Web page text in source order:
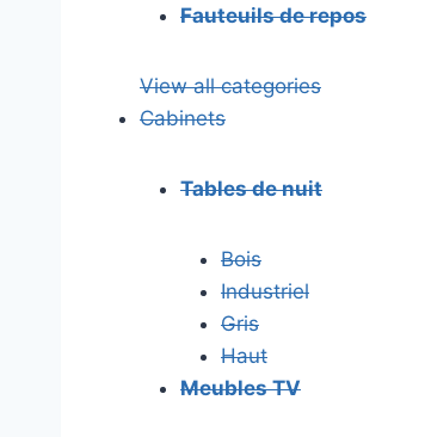
Fauteuils de repos
View all categories
Cabinets
Tables de nuit
Bois
Industriel
Gris
Haut
Meubles TV